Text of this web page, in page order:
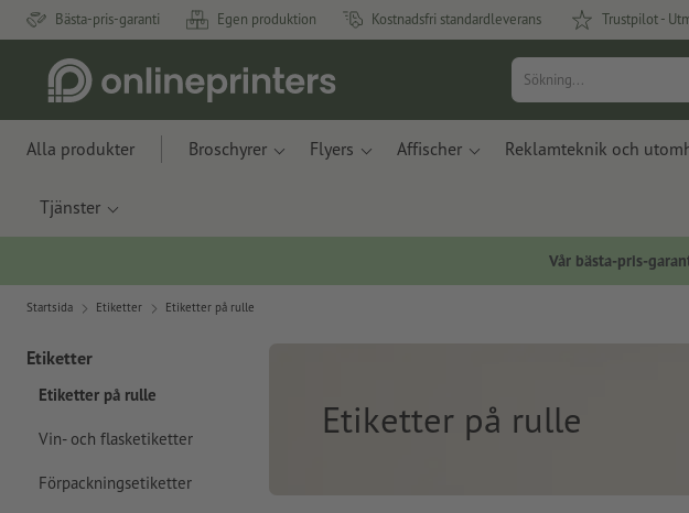
Bästa-pris-garanti Egen produktion Kostnadsfri standardleverans Trustpilot -
Alla produkter Broschyrer Flyers Affischer Reklamteknik och
Tjänster
Vår bästa-pris-
Startsida Etiketter Etiketter på rulle
Etiketter
Etiketter på rulle
Vin- och flasketiketter
Förpackningsetiketter
Etiketter på rulle